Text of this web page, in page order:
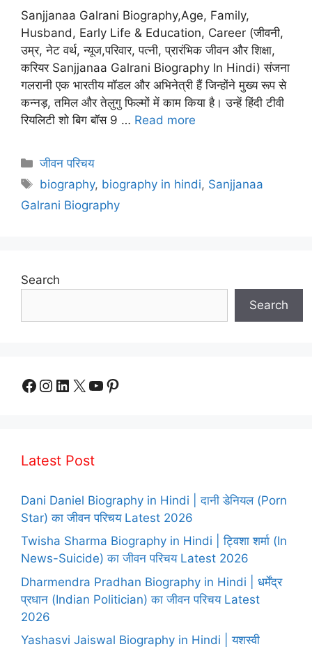
Sanjjanaa Galrani Biography,Age, Family,
Husband, Early Life & Education, Career (जीवनी,
उम्र, नेट वर्थ, न्यूज,परिवार, पत्नी, प्रारंभिक जीवन और शिक्षा,
करियर Sanjjanaa Galrani Biography In Hindi) संजना
गलरानी एक भारतीय मॉडल और अभिनेत्री हैं जिन्होंने मुख्य रूप से
कन्नड़, तमिल और तेलुगु फिल्मों में काम किया है। उन्हें हिंदी टीवी
रियलिटी शो बिग बॉस 9 … Read more
Categories
जीवन परिचय
Tags
biography, biography in hindi, Sanjjanaa
Galrani Biography
Search
Search
Facebook
Instagram
LinkedIn
X YouTube
Pinterest
Latest Post
Dani Daniel Biography in Hindi | दानी डेनियल (Porn
Star) का जीवन परिचय Latest 2026
Twisha Sharma Biography in Hindi | ट्विशा शर्मा (In
News-Suicide) का जीवन परिचय Latest 2026
Dharmendra Pradhan Biography in Hindi | धर्मेंद्र
प्रधान (Indian Politician) का जीवन परिचय Latest
2026
Yashasvi Jaiswal Biography in Hindi | यशस्वी